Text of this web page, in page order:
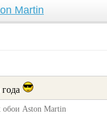
Martin
обои Aston Martin